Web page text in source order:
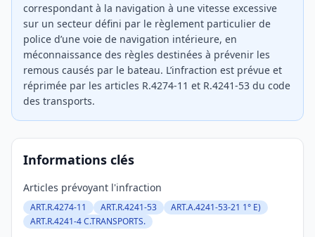
correspondant à la navigation à une vitesse excessive
sur un secteur défini par le règlement particulier de
police d’une voie de navigation intérieure, en
méconnaissance des règles destinées à prévenir les
remous causés par le bateau. L’infraction est prévue et
réprimée par les articles R.4274-11 et R.4241-53 du code
des transports.
Informations clés
Articles prévoyant l'infraction
ART.R.4274-11 ART.R.4241-53
ART.A.4241-53-21 1° E)
ART.R.4241-4 C.TRANSPORTS.